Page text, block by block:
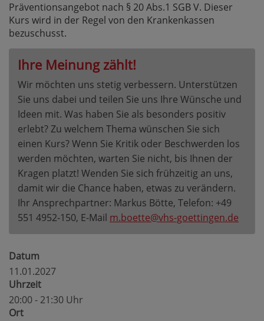
Präventionsangebot nach § 20 Abs.1 SGB V. Dieser
Kurs wird in der Regel von den Krankenkassen
bezuschusst.
Ihre Meinung zählt!
Wir möchten uns stetig verbessern. Unterstützen
Sie uns dabei und teilen Sie uns Ihre Wünsche und
Ideen mit. Was haben Sie als besonders positiv
erlebt? Zu welchem Thema wünschen Sie sich
einen Kurs? Wenn Sie Kritik oder Beschwerden los
werden möchten, warten Sie nicht, bis Ihnen der
Kragen platzt! Wenden Sie sich frühzeitig an uns,
damit wir die Chance haben, etwas zu verändern.
Ihr Ansprechpartner: Markus Bötte, Telefon: +49
551 4952-150, E-Mail m.boette@vhs-goettingen.de
Datum
11.01.2027
Uhrzeit
20:00 - 21:30 Uhr
Ort